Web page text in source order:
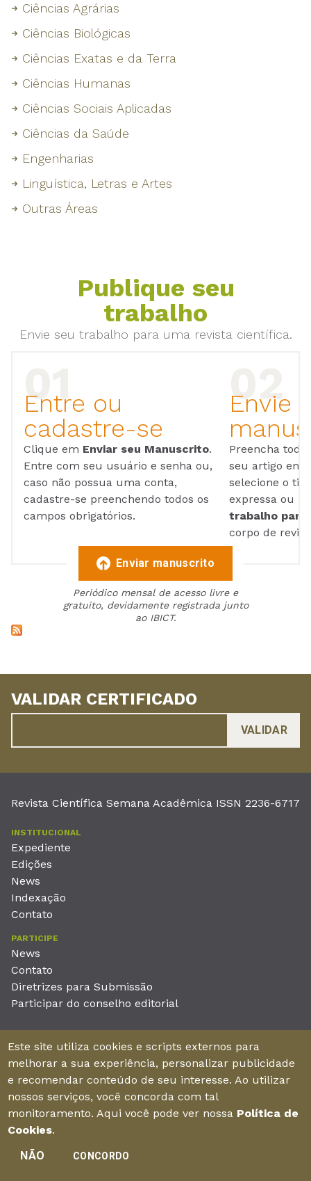
Ciências Agrárias
Ciências Biológicas
Ciências Exatas e da Terra
Ciências Humanas
Ciências Sociais Aplicadas
Ciências da Saúde
Engenharias
Linguística, Letras e Artes
Outras Áreas
Publique seu
trabalho
Envie seu trabalho para uma revista científica.
Entre ou
cadastre-se
Clique em Enviar seu Manuscrito.
Entre com seu usuário e senha ou,
caso não possua uma conta,
cadastre-se preenchendo todos os
campos obrigatórios.
Envie
Preencha
seu artigo em
selecione o
expressa ou
trabalho para
corpo de
Enviar manuscrito
Periódico mensal de acesso livre e
gratuito, devidamente registrada junto
ao IBICT.
VALIDAR CERTIFICADO
Revista Científica Semana Acadêmica ISSN 2236-6717
INSTITUCIONAL
Expediente
Edições
News
Indexação
Contato
PARTICIPE
News
Contato
Diretrizes para Submissão
Participar do conselho editorial
Unieducar Inteligência Educacional Ltda
CNPJ: 05.569.970/0001-26
Av. Desembargador Moreira, No. 2001 – 11º andar - Bairro
Aldeota
Fortaleza – Ceará - Brasil - CEP 60170-001
Enviar manuscrito
Este site utiliza cookies e scripts externos para
melhorar a sua experiência, personalizar publicidade
e recomendar conteúdo de seu interesse. Ao utilizar
nossos serviços, você concorda com tal
monitoramento. Aqui você pode ver nossa Política de
Cookies.
NÃO
CONCORDO